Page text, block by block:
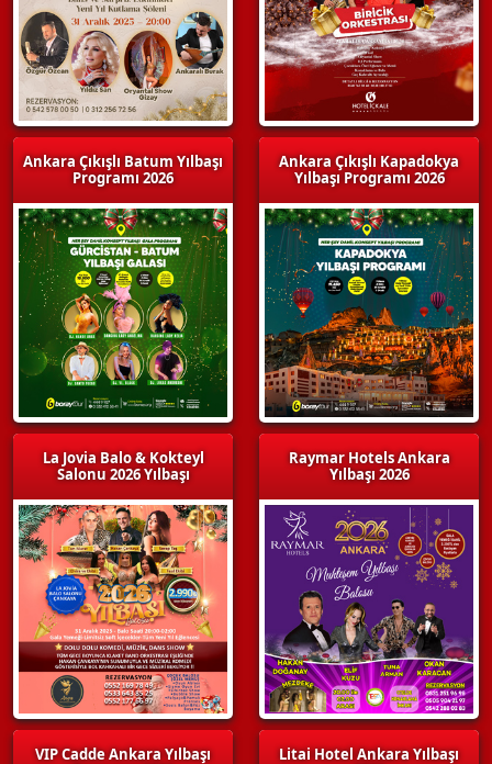
Ankara Çıkışlı Batum Yılbaşı
Programı 2026
La Jovia Balo & Kokteyl
Salonu 2026 Yılbaşı
VIP Cadde Ankara Yılbaşı
Ankara Çıkışlı Kapadokya
Yılbaşı Programı 2026
Raymar Hotels Ankara
Yılbaşı 2026
Litai Hotel Ankara Yılbaşı